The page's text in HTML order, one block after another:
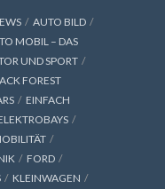
AUTO BILD
MOBIL – DAS
UND SPORT
FOREST
EINFACH
FORD
KLEINWAGEN